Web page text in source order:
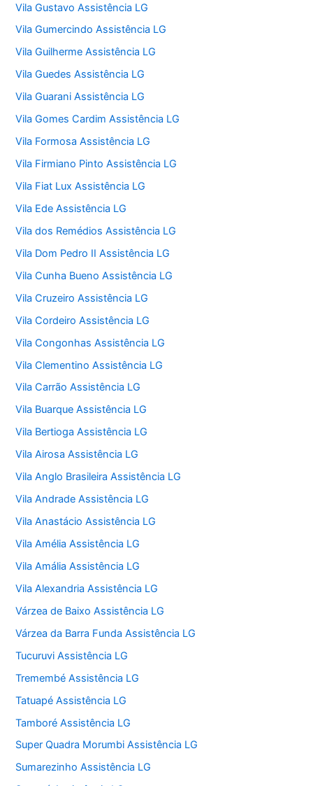
Vila Gustavo Assistência LG
Vila Gumercindo Assistência LG
Vila Guilherme Assistência LG
Vila Guedes Assistência LG
Vila Guarani Assistência LG
Vila Gomes Cardim Assistência LG
Vila Formosa Assistência LG
Vila Firmiano Pinto Assistência LG
Vila Fiat Lux Assistência LG
Vila Ede Assistência LG
Vila dos Remédios Assistência LG
Vila Dom Pedro II Assistência LG
Vila Cunha Bueno Assistência LG
Vila Cruzeiro Assistência LG
Vila Cordeiro Assistência LG
Vila Congonhas Assistência LG
Vila Clementino Assistência LG
Vila Carrão Assistência LG
Vila Buarque Assistência LG
Vila Bertioga Assistência LG
Vila Airosa Assistência LG
Vila Anglo Brasileira Assistência LG
Vila Andrade Assistência LG
Vila Anastácio Assistência LG
Vila Amélia Assistência LG
Vila Amália Assistência LG
Vila Alexandria Assistência LG
Várzea de Baixo Assistência LG
Várzea da Barra Funda Assistência LG
Tucuruvi Assistência LG
Tremembé Assistência LG
Tatuapé Assistência LG
Tamboré Assistência LG
Super Quadra Morumbi Assistência LG
Sumarezinho Assistência LG